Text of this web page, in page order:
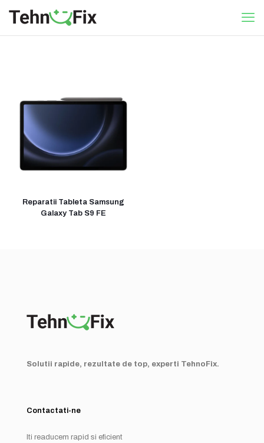
Reparatii Tableta Samsung
Galaxy Tab S9 FE
Solutii rapide, rezultate de top, experti TehnoFix.
Contactati-ne
Iti readucem rapid si eficient